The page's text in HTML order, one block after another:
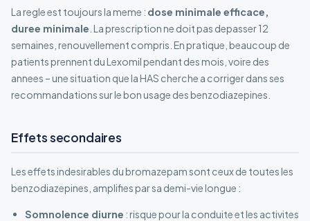
La regle est toujours la meme : dose minimale efficace,
duree minimale . La prescription ne doit pas depasser 12
semaines, renouvellement compris. En pratique, beaucoup de
patients prennent du Lexomil pendant des mois, voire des
annees – une situation que la HAS cherche a corriger dans ses
recommandations sur le bon usage des benzodiazepines.
Effets secondaires
Les effets indesirables du bromazepam sont ceux de toutes les
benzodiazepines, amplifies par sa demi-vie longue :
Somnolence diurne : risque pour la conduite et les activites